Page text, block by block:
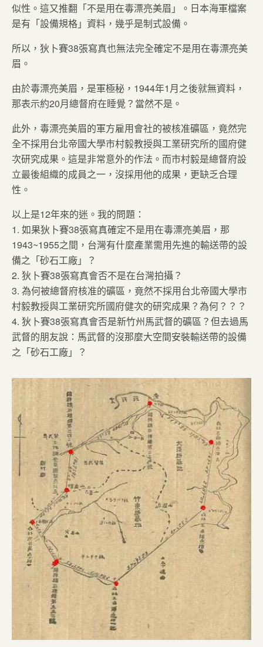
似性。這又推翻「不是用在毒漂亮美眉」。日本海軍檔案
是有「設備規格」資料，幾乎是制式設備。
所以，狄卜賽38張寫真也無法完全確定不是用在毒漂亮美
眉。
由於毒漂亮美眉，是軍極秘，1944年1月之後就無資料，
那表示約20月總督府在睡覺？當然不是。
此外，毒漂亮美眉的軍方雇用會社的被核准礦區，竟然完
全不採用台北帝國大學市村毅教授與工業研究所的國府健
次研究成果。這是非常意外的作法。而市村毅是總督府設
立最後組織的成員之一，沒採用他的成果，更缺乏合理
性。
以上是12年來的迷。我的問題：
1. 如果狄卜賽38張寫真確定不是用在毒漂亮美眉，那
1943~1955之間，台灣有什麼產業需用先進的輸送帶的設
備之「砂石工廠」？
2. 狄卜賽38張寫真會否不是在台灣拍攝？
3. 為何被總督府核准的礦區，竟然不採用台北帝國大學市
村毅教授與工業研究所國府健次的研究成果？為何？？？
4. 狄卜賽38張寫真會否是新竹州馬武督的礦區？但去過馬
武督的朋友說：馬武督的沒那麼大空間安裝輸送帶的設備
之「砂石工廠」？